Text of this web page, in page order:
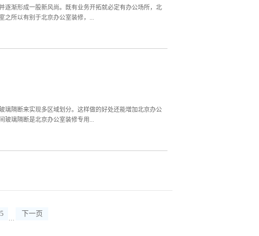
项”， 北京办公室装修设计是公司运营的第一件大事情，良
逐渐形成一股新风尚。既有业务开拓就必定有办公场所，北
之所以有别于北京办公室装修，...
办公环境。而且保证合理分区，也为用户树立一个私密性和
定要坚持时尚简约、舒适大气、创意性的设计理念，再与
公室，除了上面说到的北京办公室装修设计要点，外企公
且无论是选择哪种装修风格，在设计上，都力争个性鲜明，
璃隔断来实现多区域划分。这样做的好处还能增加北京办公
玻璃隔断是北京办公室装修专用...
相比钢质、木质，玻璃本身拥有出色的透光性和透明感，能
北京办公室装修造型设计时应该注意颜色的差异性，不能影
因素进行选择，实现隔断目的。北京办公室装修高隔间玻
...
下一页